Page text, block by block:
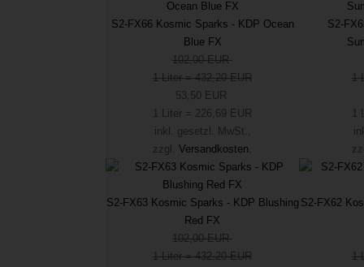
S2-FX66 Kosmic Sparks - KDP Ocean
Blue FX
102,00 EUR
1 Liter = 432,20 EUR
53,50 EUR
1 Liter = 226,69 EUR
inkl. gesetzl. MwSt.,
zzgl. Versandkosten.
S2-
1
1
S2-FX63 Kosmic Sparks - KDP Blushing
Red FX
102,00 EUR
1 Liter = 432,20 EUR
S2-FX62
1